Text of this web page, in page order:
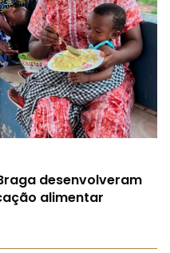
desenvolveram
alimentar